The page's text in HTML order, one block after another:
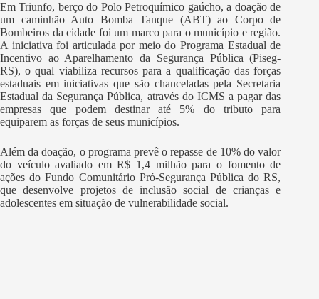
Em Triunfo, berço do Polo Petroquímico gaúcho, a doação de
um caminhão Auto Bomba Tanque (ABT) ao Corpo de
Bombeiros da cidade foi um marco para o município e região.
A iniciativa foi articulada por meio do Programa Estadual de
Incentivo ao Aparelhamento da Segurança Pública (Piseg-
RS), o qual viabiliza recursos para a qualificação das forças
estaduais em iniciativas que são chanceladas pela Secretaria
Estadual da Segurança Pública, através do ICMS a pagar das
empresas que podem destinar até 5% do tributo para
equiparem as forças de seus municípios.
Além da doação, o programa prevê o repasse de 10% do valor
do veículo avaliado em R$ 1,4 milhão para o fomento de
ações do Fundo Comunitário Pró-Segurança Pública do RS,
que desenvolve projetos de inclusão social de crianças e
adolescentes em situação de vulnerabilidade social.